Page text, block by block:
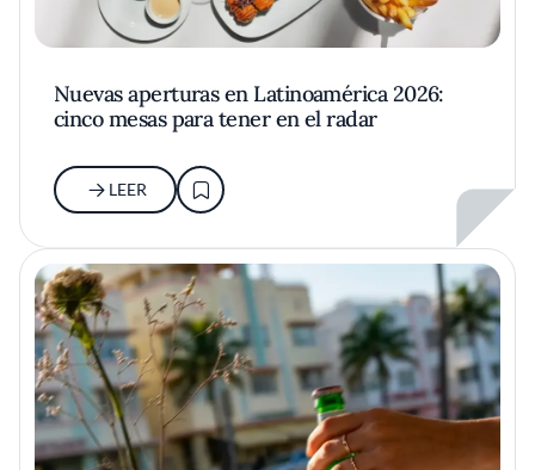
Nuevas aperturas en Latinoamérica 2026:
cinco mesas para tener en el radar
LEER